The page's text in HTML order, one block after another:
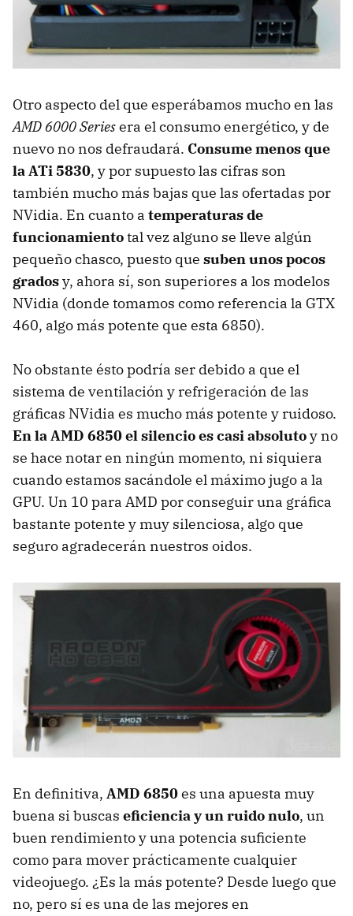
Otro aspecto del que esperábamos mucho en las
AMD6000 Seriesera el consumo energético, y de
nuevo no nos defraudará. Consume menos que
la ATi 5830, y por supuesto las cifras son
también mucho más bajas que las ofertadas por
NVidia. En cuanto a temperaturas de
funcionamientotal vez alguno se lleve algún
pequeño chasco, puesto que suben unos pocos
gradosy, ahora sí, son superiores a los modelos
NVidia (donde tomamos como referencia la GTX
460, algo más potente que esta 6850).
No obstante ésto podría ser debido a que el
sistema de ventilación y refrigeración de las
gráficas NVidia es mucho más potente y ruidoso.
En laAMD 6850 el silencio es casi absolutoy no
se hace notar en ningún momento, ni siquiera
cuando estamos sacándole el máximo jugo a la
GPU. Un 10 para AMD por conseguir una gráfica
bastante potente y muy silenciosa, algo que
seguro agradecerán nuestros oidos.
En definitiva, AMD 6850es una apuesta muy
buena si buscas eficiencia y un ruido nulo, un
buen rendimiento y una potencia suficiente
como para mover prácticamente cualquier
videojuego. ¿Es la más potente? Desde luego que
no, pero sí es una de las mejores en